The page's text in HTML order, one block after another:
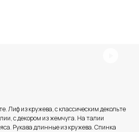
Лиф из кружева, с классическим декольте
с декором из жемчуга. На талии
Рукава длинные из кружева. Спинка